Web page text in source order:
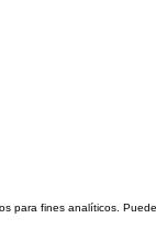
para fines analíticos.